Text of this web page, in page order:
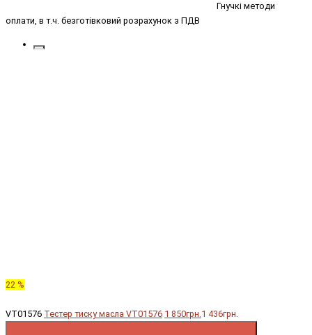
Гнучкі методи
оплати, в т.ч. безготівковий розрахунок з ПДВ
22 %
VT01576 Тестер тиску масла VT01576 1 850грн.1 436грн.